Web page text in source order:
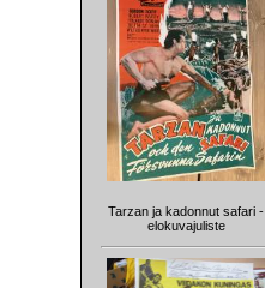
Tarzan ja kadonnut safari -
elokuvajuliste